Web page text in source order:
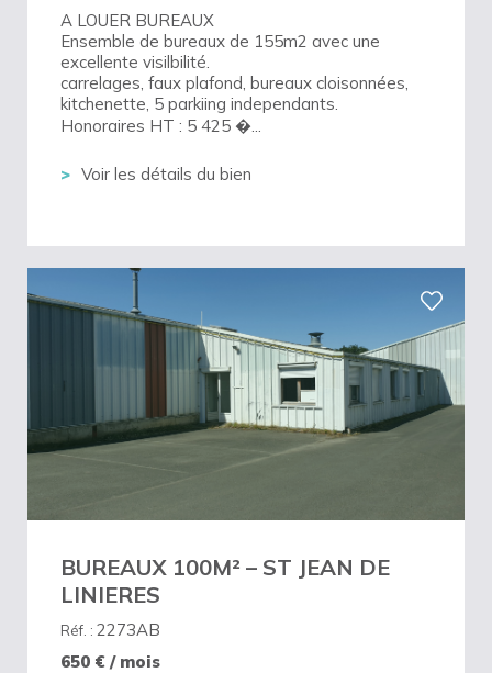
A LOUER BUREAUX
Ensemble de bureaux de 155m2 avec une
excellente visilbilité.
carrelages, faux plafond, bureaux cloisonnées,
kitchenette, 5 parkiing independants.
Honoraires HT : 5 425 �...
Voir les détails du bien
BUREAUX 100M² – ST JEAN DE
LINIERES
Réf. : 2273AB
650 € / mois